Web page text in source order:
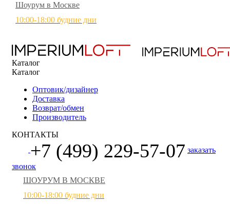
Шоурум в Москве
10:00-18:00 будние дни
Каталог
Каталог
Оптовик/дизайнер
Доставка
Возврат/обмен
Производитель
КОНТАКТЫ
+7 (499) 229-57-07 заказать
звонок
ШОУРУМ В МОСКВЕ
10:00-18:00 будние дни